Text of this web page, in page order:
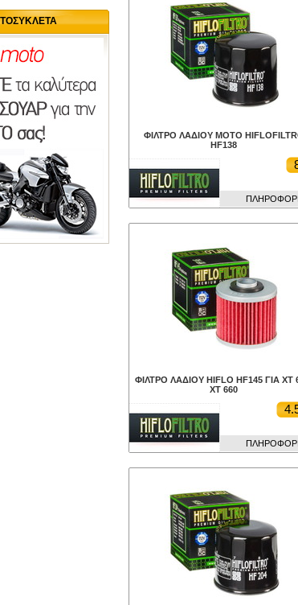
ΦΙΛΤΡΟ ΛΑΔΙΟΥ ΜΟΤΟ
HF138
ΦΙΛΤΡΟ ΛΑΔΙΟΥ HIFLO HF145 ΓΙΑ XT
XT 660